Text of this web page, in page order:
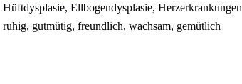
Hüftdysplasie, Ellbogendysplasie, Herzerkrankungen
ruhig, gutmütig, freundlich, wachsam, gemütlich